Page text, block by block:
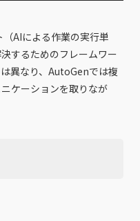
AIによる作業の実行単
するためのフレームワー
異なり、AutoGenでは複
ケーションを取りなが